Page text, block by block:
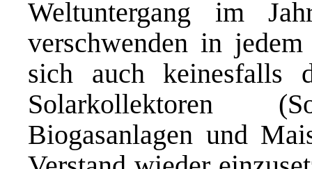
Weltuntergang im
verschwenden in
sich auch keinesfalls
Solarkollektoren
Biogasanlagen und